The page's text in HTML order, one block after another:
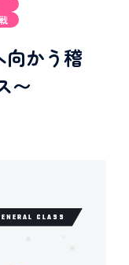
向かう稽
〜
CLASS